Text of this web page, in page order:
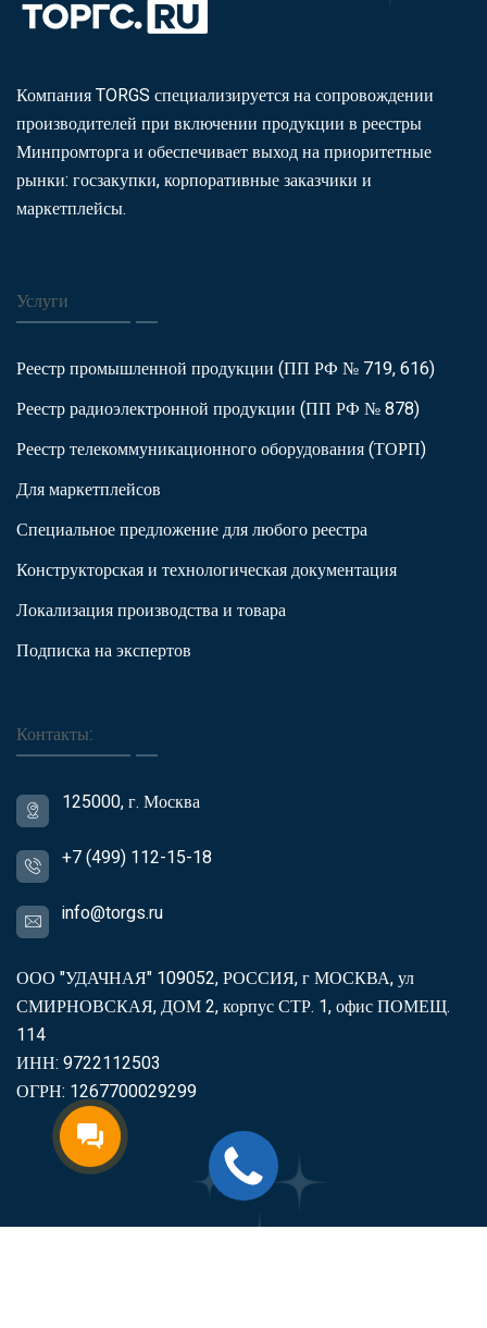
Компания TORGS специализируется на сопровождении
производителей при включении продукции в реестры
Минпромторга и обеспечивает выход на приоритетные
рынки: госзакупки, корпоративные заказчики и
маркетплейсы.
Услуги
Реестр промышленной продукции (ПП РФ № 719, 616)
Реестр радиоэлектронной продукции (ПП РФ № 878)
Реестр телекоммуникационного оборудования (ТОРП)
Для маркетплейсов
Специальное предложение для любого реестра
Конструкторская и технологическая документация
Локализация производства и товара
Подписка на экспертов
Контакты:
125000, г. Москва
+7 (499) 112-15-18
info@torgs.ru
ООО "УДАЧНАЯ" 109052, РОССИЯ, г МОСКВА, ул
СМИРНОВСКАЯ, ДОМ 2, корпус СТР. 1, офис ПОМЕЩ.
114
ИНН: 9722112503
ОГРН: 1267700029299